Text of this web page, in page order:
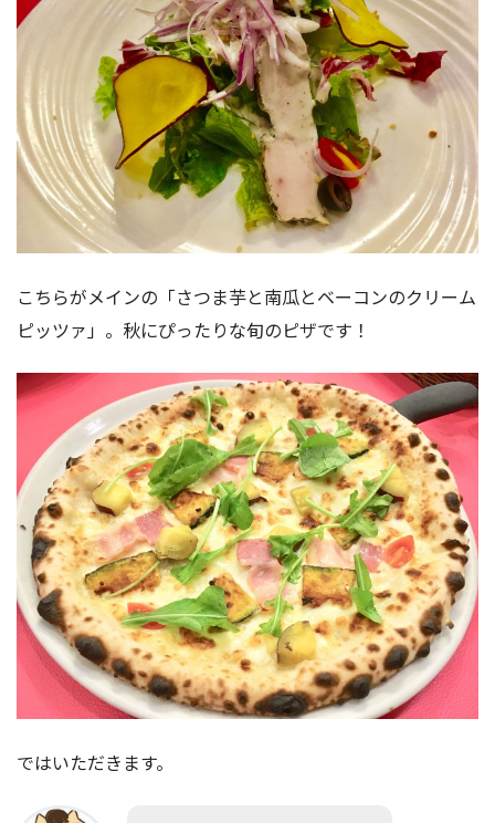
こちらがメインの「さつま芋と南瓜とベーコンのクリーム
ピッツァ」。秋にぴったりな旬のピザです！
ではいただきます。